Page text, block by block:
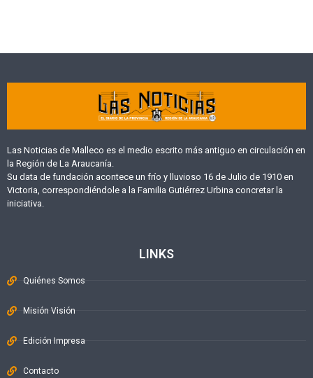
Las Noticias de Malleco es el medio escrito más antiguo en circulación en
la Región de La Araucanía.
Su data de fundación acontece un frío y lluvioso 16 de Julio de 1910 en
Victoria, correspondiéndole a la Familia Gutiérrez Urbina concretar la
iniciativa.
LINKS
Quiénes Somos
Misión Visión
Edición Impresa
Contacto